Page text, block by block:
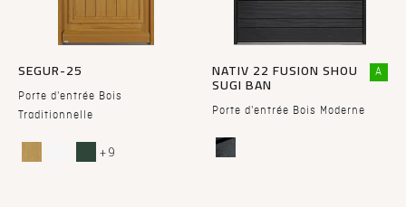
SEGUR-25
Porte d'entrée Bois
Traditionnelle
+ 9
NATIV 22 FUSION SHOU
SUGI BAN
Porte d'entrée Bois Moderne
A